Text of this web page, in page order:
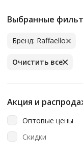
Выбранные
Бренд: Raffaello
Очистить все
Акция и
Оптовые цены
Скидки